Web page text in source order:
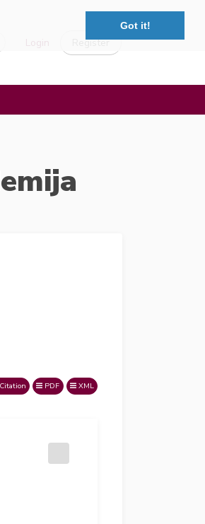
Got it!
Login Register
Citation PDF XML